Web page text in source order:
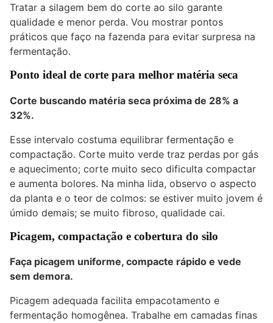
Tratar a silagem bem do corte ao silo garante
qualidade e menor perda. Vou mostrar pontos
práticos que faço na fazenda para evitar surpresa na
fermentação.
Ponto ideal de corte para melhor matéria seca
Corte buscando matéria seca próxima de 28% a
32%.
Esse intervalo costuma equilibrar fermentação e
compactação. Corte muito verde traz perdas por gás
e aquecimento; corte muito seco dificulta compactar
e aumenta bolores. Na minha lida, observo o aspecto
da planta e o teor de colmos: se estiver muito jovem é
úmido demais; se muito fibroso, qualidade cai.
Picagem, compactação e cobertura do silo
Faça picagem uniforme, compacte rápido e vede
sem demora.
Picagem adequada facilita empacotamento e
fermentação homogênea. Trabalhe em camadas finas